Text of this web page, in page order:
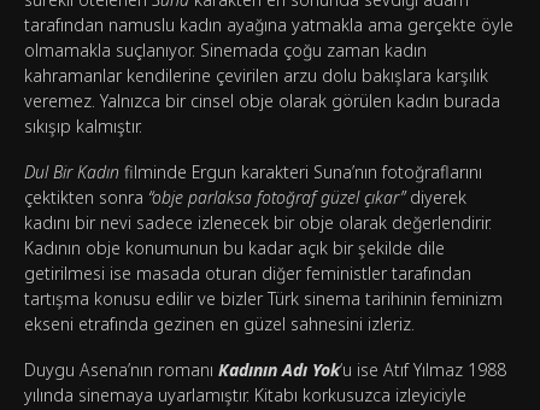
tarafından namuslu kadın ayağına yatmakla ama gerçekte öyle
olmamakla suçlanıyor. Sinemada çoğu zaman kadın
kahramanlar kendilerine çevirilen arzu dolu bakışlara karşılık
veremez. Yalnızca bir cinsel obje olarak görülen kadın burada
sıkışıp kalmıştır.
Dul Bir Kadın filminde Ergun karakteri Suna’nın fotoğraflarını
çektikten sonra “obje parlaksa fotoğraf güzel çıkar”diyerek
kadını bir nevi sadece izlenecek bir obje olarak değerlendirir.
Kadının obje konumunun bu kadar açık bir şekilde dile
getirilmesi ise masada oturan diğer feministler tarafından
tartışma konusu edilir ve bizler Türk sinema tarihinin feminizm
ekseni etrafında gezinen en güzel sahnesini izleriz.
Duygu Asena’nın romanı Kadının Adı Yok‘u ise Atıf Yılmaz 1988
yılında sinemaya uyarlamıştır. Kitabı korkusuzca izleyiciyle